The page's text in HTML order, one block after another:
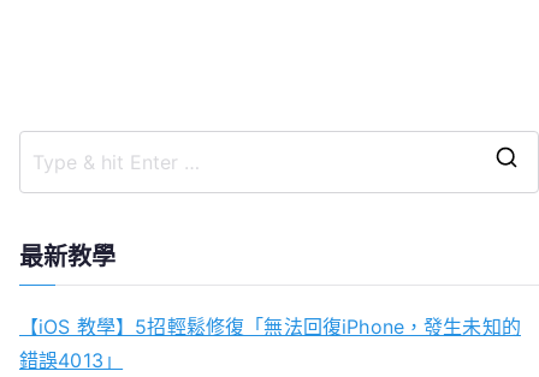
最新教學
【iOS 教學】5招輕鬆修復「無法回復iPhone，發生未知的
錯誤4013」